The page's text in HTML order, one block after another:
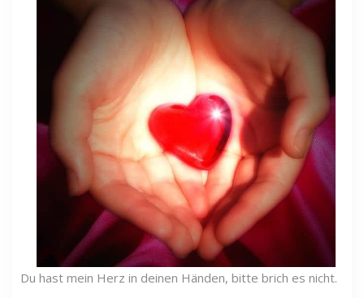
Du hast mein Herz in deinen Händen, bitte brich es nicht.